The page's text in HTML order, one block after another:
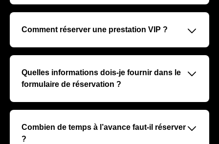
Comment réserver une prestation VIP ? 􀆈
La réservation s’effectue via un formulaire de contact
demandées pour faciliter le traitement et la qualification
de votre demande.
Quelles informations dois-je fournir dans le
formulaire de réservation ?
􀆈
Nous vous recommandons de préciser le nombre de
prestation (loges, salons, hospitalités), et toute demande
spécifique pour optimiser notre réponse commerciale.
Combien de temps à l’avance faut-il réserver
?
􀆈